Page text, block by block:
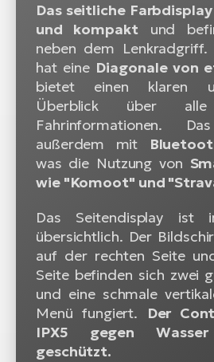
Das seitliche
und kompaktund
neben dem Lenkradgriff.
hat eine Diagonale von
bietet einen klaren
Überblick über alle
Fahrinformationen.
außerdem mit
was die Nutzung von
wie "Komoot" und
Das Seitendisplay ist
übersichtlich. Der
auf der rechten Seite
Seite befinden sich zwei
und eine schmale
Menü fungiert.
Der
IPX5 gegen
geschützt.